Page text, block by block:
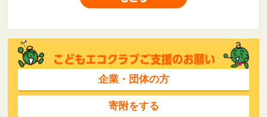
企業・団体の方
寄附をする